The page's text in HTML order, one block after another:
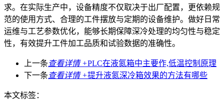
求。在实际生产中，设备精度不仅取决于出厂配置，更依赖规
范的使用方式、合理的工件摆放与定期的设备维护。做好日常
运维与工艺参数优化，能够长期保障深冷处理的均匀性与稳定
性，有效提升工件加工品质和试验数据的准确性。
上一条查看详情 +PLC在液氮箱中主要作,低温控制原理
下一条查看详情 +提升液氮深冷箱效果的方法有哪些
本文标签：